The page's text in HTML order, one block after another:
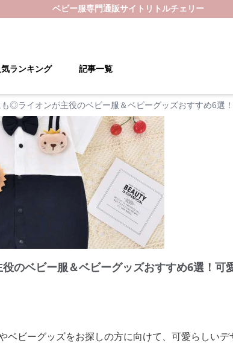
ベビー服専門通販サイト リトルチェリー
気ランキング 記事一覧
◎ライオンが主役のベビー服＆ベビーグッズおすすめ6選
のベビー服＆ベビーグッズおすすめ6選！可
ベビーグッズをお探しの方に向けて、可愛らしい